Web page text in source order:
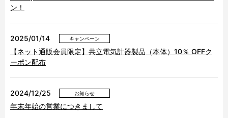
ン！
2025/01/14 キャンペーン
【ネット通販会員限定】共立電気計器製品（本体）10％ OFFク
ーポン配布
2024/12/25 お知らせ
年末年始の営業につきまして